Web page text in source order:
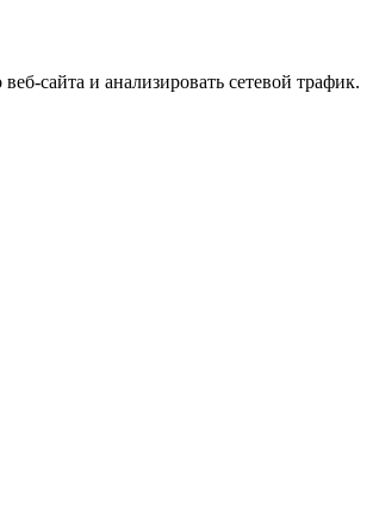
сайта и анализировать сетевой трафик.